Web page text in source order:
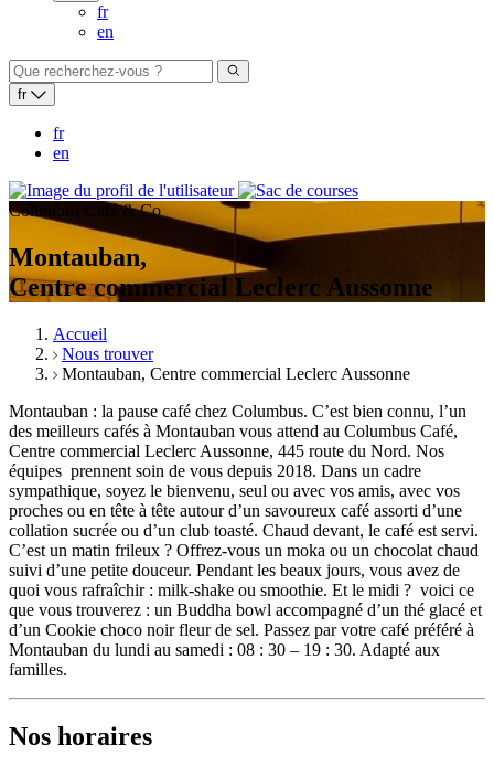
fr
en
fr
fr
en
Columbus Café & Co
Montauban,
Centre commercial Leclerc Aussonne
Accueil
Nous trouver
Montauban, Centre commercial Leclerc Aussonne
Montauban : la pause café chez Columbus. C’est bien connu, l’un
des meilleurs cafés à Montauban vous attend au Columbus Café,
Centre commercial Leclerc Aussonne, 445 route du Nord. Nos
équipes prennent soin de vous depuis 2018. Dans un cadre
sympathique, soyez le bienvenu, seul ou avec vos amis, avec vos
proches ou en tête à tête autour d’un savoureux café assorti d’une
collation sucrée ou d’un club toasté. Chaud devant, le café est servi.
C’est un matin frileux ? Offrez-vous un moka ou un chocolat chaud
suivi d’une petite douceur. Pendant les beaux jours, vous avez de
quoi vous rafraîchir : milk-shake ou smoothie. Et le midi ? voici ce
que vous trouverez : un Buddha bowl accompagné d’un thé glacé et
d’un Cookie choco noir fleur de sel. Passez par votre café préféré à
Montauban du lundi au samedi : 08 : 30 – 19 : 30. Adapté aux
familles.
Nos horaires